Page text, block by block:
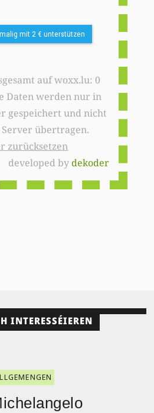
mit 2 € unterstützen
auf woxx.lu: 0
Daten werden nur in
gespeichert und nicht
Server übertragen.
zurücksetzen
developed bydekoder
INTERESSÉIEREN